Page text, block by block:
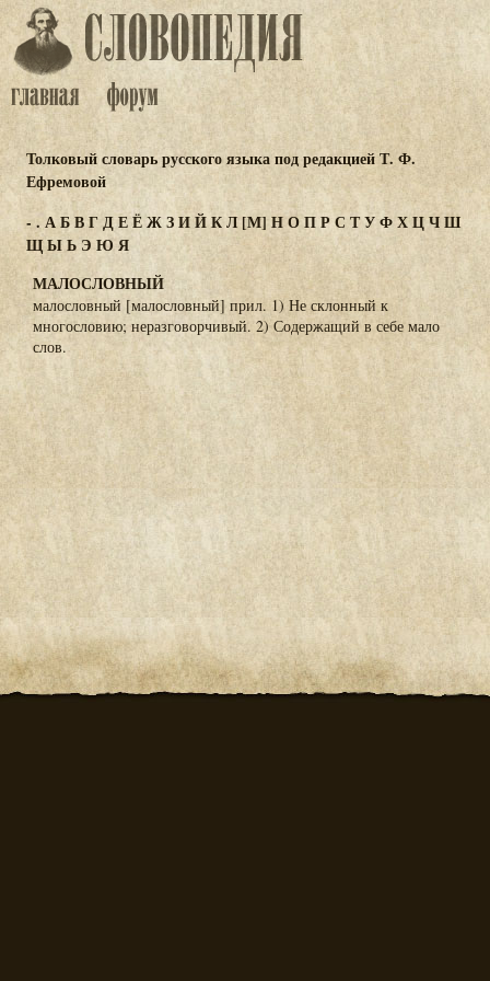
Толковый словарь русского языка под редакцией Т. Ф.
Ефремовой
- . АБВГДЕЁЖЗИЙКЛ[М] НОПРС ТУФХЦЧШ
ЩЫЬЭ ЮЯ
МАЛОСЛОВНЫЙ
малословный [малословный] прил. 1) Не склонный к
многословию; неразговорчивый. 2) Содержащий в себе мало
слов.